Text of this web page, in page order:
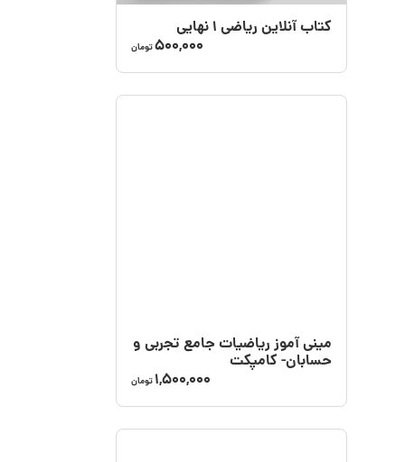
کتاب آنلاین ریاضی ۱ نهایی
500,000تومان
مینی آموز ریاضیات جامع تجربی و
حسابان- کامپکت
1,500,000 تومان